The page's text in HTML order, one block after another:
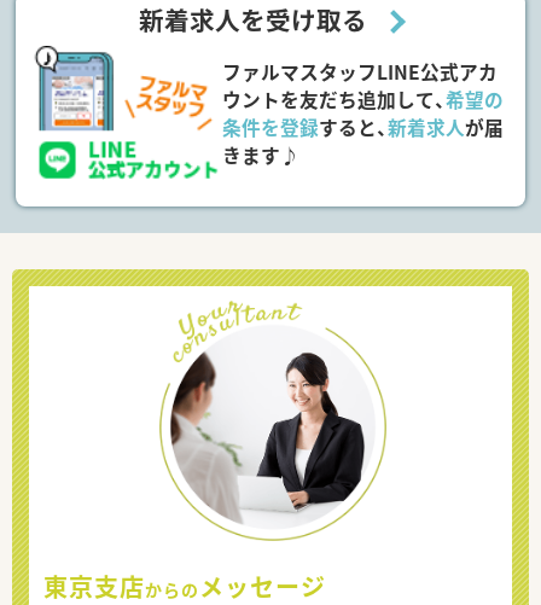
新着求人を受け取る
ファルマスタッフLINE公式アカ
ウントを友だち追加して、希望の
条件を登録すると、新着求人が届
きます♪
東京支店からの メッセージ